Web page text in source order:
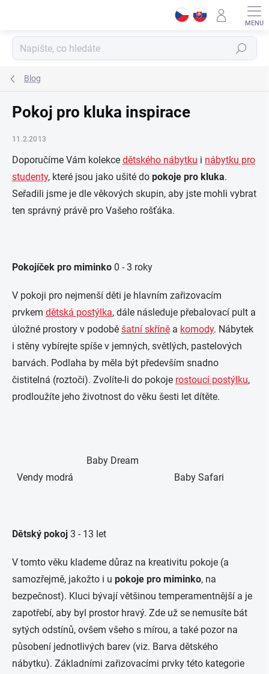
Hledat
Blog
Pokoj pro kluka inspirace
11.2.2013
Doporučíme Vám kolekce dětského nábytku i nábytku pro
studenty, které jsou jako ušité do pokoje pro kluka.
Seřadili jsme je dle věkových skupin, aby jste mohli vybrat
ten správný právě pro Vašeho rošťáka.
Pokojíček pro miminko 0 - 3 roky
V pokoji pro nejmenší děti je hlavním zařizovacím
prvkem dětská postýlka, dále následuje přebalovací pult a
úložné prostory v podobě šatní skříně a komody. Nábytek
i stěny vybírejte spíše v jemných, světlých, pastelových
barvách. Podlaha by měla být především snadno
čistitelná (roztoči). Zvolíte-li do pokoje rostoucí postýlku,
prodloužíte jeho životnost do věku šesti let dítěte.
Baby Dream
Vendy modrá Baby Safari
Dětský pokoj 3 - 13 let
V tomto věku klademe důraz na kreativitu pokoje (a
samozřejmě, jakožto i u pokoje pro miminko, na
bezpečnost). Kluci bývají většinou temperamentnější a je
zapotřebí, aby byl prostor hravý. Zde už se nemusíte bát
sytých odstínů, ovšem všeho s mírou, a také pozor na
působení jednotlivých barev (viz. Barva dětského
nábytku). Základními zařizovacími prvky této kategorie